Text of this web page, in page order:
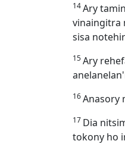
14Ary
vinaingitra
sisa
15Ary
16Anasory
17 Dia
tokony ho